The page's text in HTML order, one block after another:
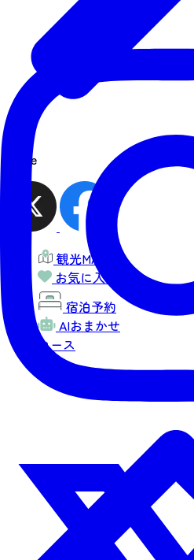
share
観光MAP
お気に入り
宿泊予約
AIおまかせ
コース